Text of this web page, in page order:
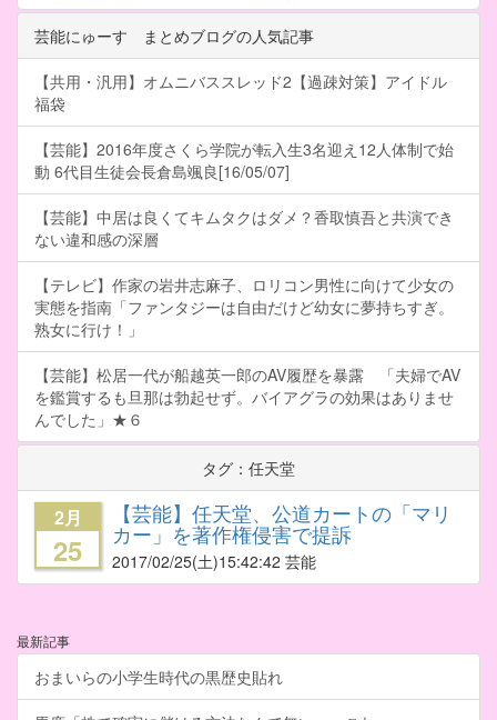
芸能にゅーす まとめブログの人気記事
【共用・汎用】オムニバススレッド2【過疎対策】アイドル
福袋
【芸能】2016年度さくら学院が転入生3名迎え12人体制で始
動 6代目生徒会長倉島颯良[16/05/07]
【芸能】中居は良くてキムタクはダメ？香取慎吾と共演でき
ない違和感の深層
【テレビ】作家の岩井志麻子、ロリコン男性に向けて少女の
実態を指南「ファンタジーは自由だけど幼女に夢持ちすぎ。
熟女に行け！」
【芸能】松居一代が船越英一郎のAV履歴を暴露 「夫婦でAV
を鑑賞するも旦那は勃起せず。バイアグラの効果はありませ
んでした」★６
タグ：任天堂
2月
25
【芸能】任天堂、公道カートの「マリ
カー」を著作権侵害で提訴
2017/02/25(土)15:42:42 芸能
最新記事
おまいらの小学生時代の黒歴史貼れ